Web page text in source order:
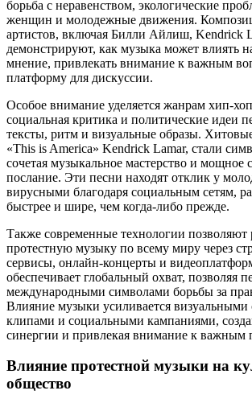
борьба с неравенством, экологические
женщин и молодежные движения.
артистов, включая Билли Айлиш, Kendrick
демонстрируют, как музыка может влиять
мнение, привлекать внимание к важным
платформу для дискуссии.
Особое внимание уделяется жанрам хип-
социальная критика и политические идеи
тексты, ритм и визуальные образы.
«This is America» Kendrick Lamar, стали
сочетая музыкальное мастерство и мощное
послание. Эти песни находят отклик у
вирусными благодаря социальным сетям,
быстрее и шире, чем когда-либо прежде.
Также современные технологии позволяют
протестную музыку по всему миру через
сервисы, онлайн-концерты и
обеспечивает глобальный охват, позволяя
международными символами борьбы за
Влияние музыки усиливается визуальными
клипами и социальными кампаниями,
синергии и привлекая внимание к важным
Влияние протестной музыки на
общество